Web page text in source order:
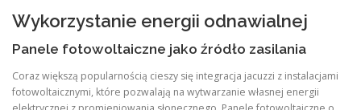
Wykorzystanie energii odnawialnej
Panele fotowoltaiczne jako źródło zasilania
Coraz większą popularnością cieszy się integracja jacuzzi z instalacjami
fotowoltaicznymi, które pozwalają na wytwarzanie własnej energii